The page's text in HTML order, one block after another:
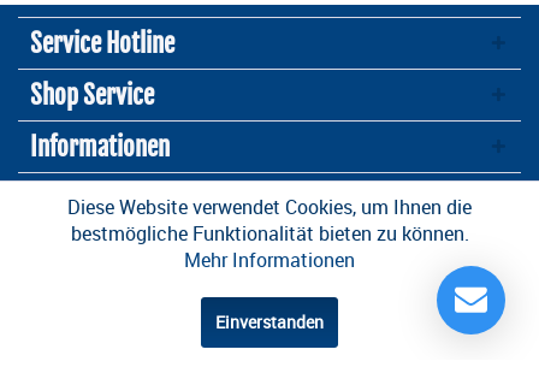
Service Hotline
Shop Service
Informationen
Newsletter
* Alle Preise inkl. gesetzl. Mehrwertsteuer zzgl.Versandkosten
und ggf.
Nachnahmegebühren, wenn nicht anders beschrieben
Design und Entwicklung durch die
Diese Website verwendet Cookies, um Ihnen die
bestmögliche Funktionalität bieten zu können.
Mehr Informationen
Einverstanden